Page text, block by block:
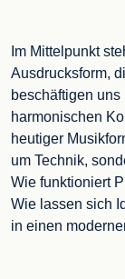
Im Mittelpunkt
Ausdrucksform,
beschäftigen
harmonischen
heutiger
um Technik,
Wie funktioniert
Wie lassen sich
in einen